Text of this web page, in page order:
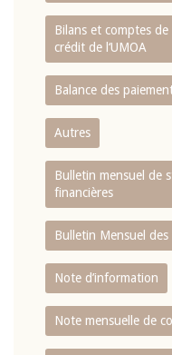
Bilans et comptes
crédit de l‘UMOA
Balance des
Autres
Bulletin mensuel de
financières
Bulletin Mensuel
Note d’information
Note mensuelle de